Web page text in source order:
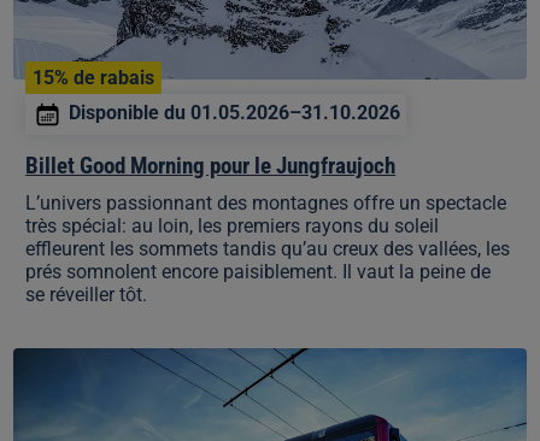
15% de rabais
Disponible du 01.05.2026–31.10.2026
Billet Good Morning pour le Jungfraujoch
L’univers passionnant des montagnes offre un spectacle
très spécial: au loin, les premiers rayons du soleil
effleurent les sommets tandis qu’au creux des vallées, les
prés somnolent encore paisiblement. Il vaut la peine de
se réveiller tôt.
Siège